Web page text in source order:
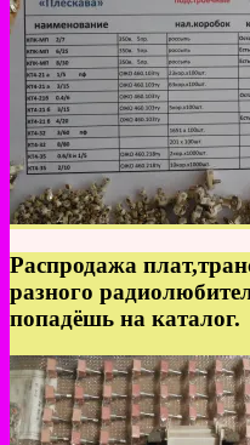
Распродажа
разного
попадёшь на каталог.